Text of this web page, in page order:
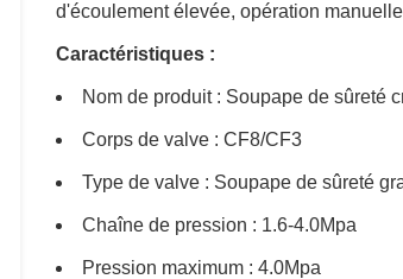
d'écoulement élevée, opération
Caractéristiques :
Nom de produit : Soupape de sûreté
Corps de valve : CF8/CF3
Type de valve : Soupape de sûreté
Chaîne de pression : 1.6-4.0Mpa
Pression maximum : 4.0Mpa